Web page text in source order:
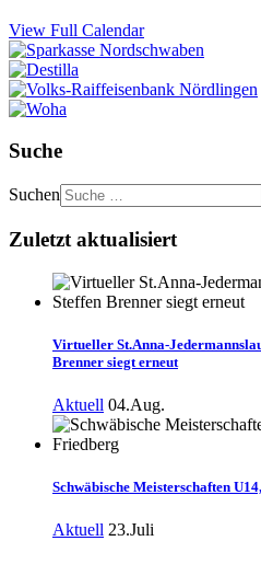
View Full Calendar
Suche
Suchen
Zuletzt aktualisiert
Virtueller St.Anna-
Brenner siegt erneut
Aktuell 04.Aug.
Schwäbische Meisterschaften
Aktuell 23.Juli